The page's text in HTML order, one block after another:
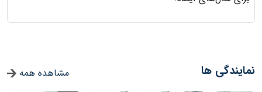
نمایندگی ها مشاهده همه